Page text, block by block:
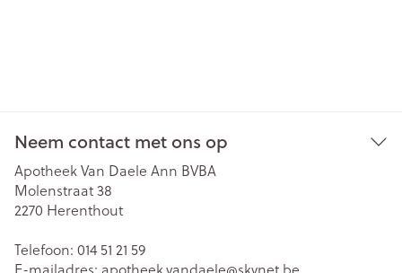
Neem contact met ons op
Apotheek Van Daele Ann BVBA
Molenstraat 38
2270 Herenthout
Telefoon: 014 51 21 59